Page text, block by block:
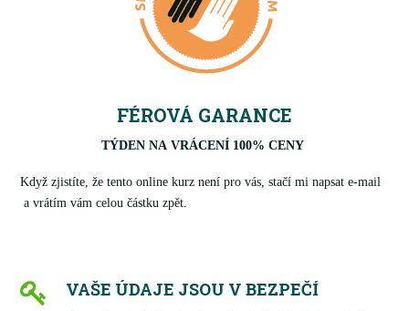
FÉROVÁ GARANCE
TÝDEN NA VRÁCENÍ 100% CENY
Když zjistíte, že tento online kurz není pro vás, stačí mi napsat e-mail
a vrátím vám celou částku zpět.
VAŠE ÚDAJE JSOU V BEZPEČÍ